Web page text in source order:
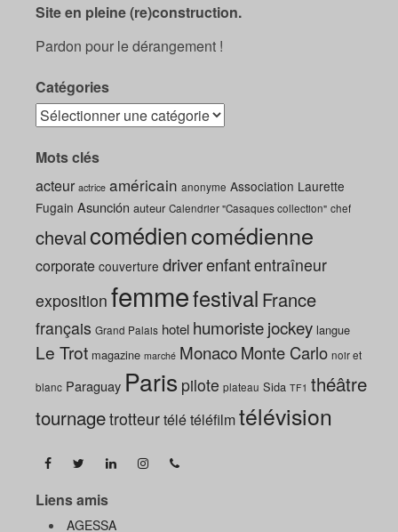
Site en pleine (re)construction.
Pardon pour le dérangement !
Catégories
Mots clés
acteur actrice américain anonyme Association Laurette
Fugain Asunción auteur Calendrier "Casaques collection" chef
chevalcomédiencomédienne
corporate couverture driverenfantentraîneur
exposition femmefestival France
français Grand Palais hotel humoristejockey langue
Le Trot magazine marché MonacoMonte Carlo noir et
blanc Paraguay Paris pilote plateau Sida TF1 théâtre
tournagetrotteurtélétéléfilmtélévision
Liens amis
AGESSA